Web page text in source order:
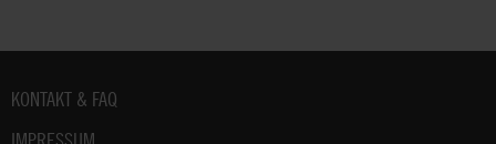
Fußbereich
KONTAKT & FAQ